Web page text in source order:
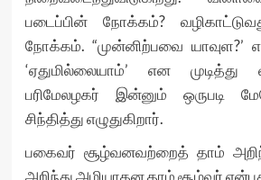
படைப்பின் நோக்கம்?
நோக்கம். “முன்னிற்பவை யாவுள?’
‘ஏதுமில்லையாம்’ என
பரிமேலழகர் இன்னும் ஒருபடி
சிந்தித்து எழுதுகிறார்.
பகைவர் சூழ்வனவற்றைத் தாம்
அறிந்து அழியாதன தாம் சூழ்வர்